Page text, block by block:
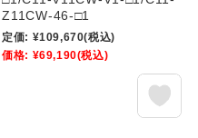
Z11CW-46-□1
定価: ¥109,670(税込)
価格: ¥69,190(税込)